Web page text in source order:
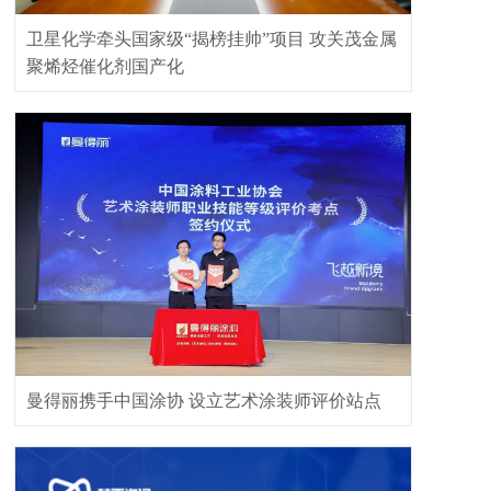
卫星化学牵头国家级“揭榜挂帅”项目 攻关茂金属
聚烯烃催化剂国产化
曼得丽携手中国涂协 设立艺术涂装师评价站点